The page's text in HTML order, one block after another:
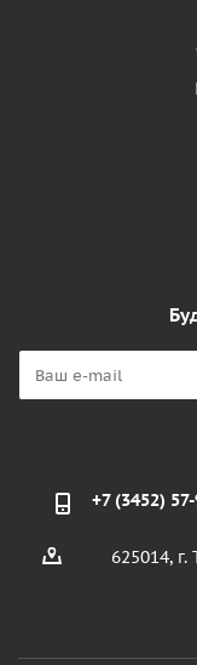
+7 (3452)
625014,